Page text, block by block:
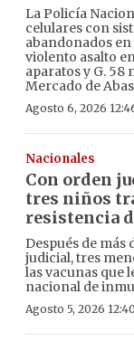
La Policía
celulares con
abandonados
violento asalto
aparatos y G. 58
Mercado de
Agosto 6, 2026
Nacionales
Con orden
tres niños
resistencia
Después de más
judicial, tres
las vacunas que
nacional de
Agosto 5, 2026